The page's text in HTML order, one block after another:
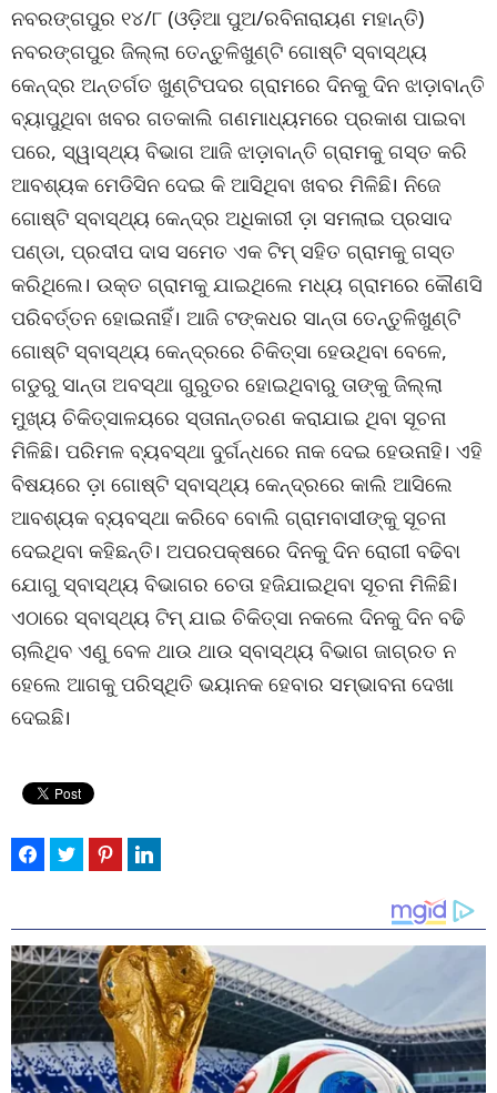
ନବରଙ୍ଗପୁର ୧୪/୮ (ଓଡ଼ିଆ ପୁଅ/ରବିନାରାୟଣ ମହାନ୍ତି)
ନବରଙ୍ଗପୁର ଜିଲ୍ଲା ତେନ୍ତୁଳିଖୁଣ୍ଟି ଗୋଷ୍ଟି ସ୍ବାସ୍ଥ୍ୟ
କେନ୍ଦ୍ର ଅନ୍ତର୍ଗତ ଖୁଣ୍ଟିପଦର ଗ୍ରାମରେ ଦିନକୁ ଦିନ ଝାଡ଼ାବାନ୍ତି
ବ୍ୟାପୁଥିବା ଖବର ଗତକାଲି ଗଣମାଧ୍ୟମରେ ପ୍ରକାଶ ପାଇବା
ପରେ, ସ୍ୱାସ୍ଥ୍ୟ ବିଭାଗ ଆଜି ଝାଡ଼ାବାନ୍ତି ଗ୍ରାମକୁ ଗସ୍ତ କରି
ଆବଶ୍ୟକ ମେଡିସିନ ଦେଇ କି ଆସିଥିବା ଖବର ମିଳିଛି। ନିଜେ
ଗୋଷ୍ଟି ସ୍ବାସ୍ଥ୍ୟ କେନ୍ଦ୍ର ଅଧିକାରୀ ଡ଼ା ସମଲାଇ ପ୍ରସାଦ
ପଣ୍ଡା, ପ୍ରଦୀପ ଦାସ ସମେତ ଏକ ଟିମ୍ ସହିତ ଗ୍ରାମକୁ ଗସ୍ତ
କରିଥିଲେ। ଉକ୍ତ ଗ୍ରାମକୁ ଯାଇଥିଲେ ମଧ୍ୟ ଗ୍ରାମରେ କୌଣସି
ପରିବର୍ତ୍ତନ ହୋଇନାହିଁ। ଆଜି ଟଙ୍କଧର ସାନ୍ତା ତେନ୍ତୁଳିଖୁଣ୍ଟି
ଗୋଷ୍ଟି ସ୍ବାସ୍ଥ୍ୟ କେନ୍ଦ୍ରରେ ଚିକିତ୍ସା ହେଉଥିବା ବେଳେ,
ଗଡୁରୁ ସାନ୍ତା ଅବସ୍ଥା ଗୁରୁତର ହୋଇଥିବାରୁ ତାଙ୍କୁ ଜିଲ୍ଲା
ମୁଖ୍ୟ ଚିକିତ୍ସାଳୟରେ ସ୍ତାନାନ୍ତରଣ କରାଯାଇ ଥିବା ସୂଚନା
ମିଳିଛି। ପରିମଳ ବ୍ୟବସ୍ଥା ଦୁର୍ଗନ୍ଧରେ ନାକ ଦେଇ ହେଉନାହି। ଏହି
ବିଷୟରେ ଡ଼ା ଗୋଷ୍ଟି ସ୍ବାସ୍ଥ୍ୟ କେନ୍ଦ୍ରରେ କାଲି ଆସିଲେ
ଆବଶ୍ୟକ ବ୍ୟବସ୍ଥା କରିବେ ବୋଲି ଗ୍ରାମବାସୀଙ୍କୁ ସୂଚନା
ଦେଇଥିବା କହିଛନ୍ତି। ଅପରପକ୍ଷରେ ଦିନକୁ ଦିନ ରୋଗୀ ବଢିବା
ଯୋଗୁ ସ୍ବାସ୍ଥ୍ୟ ବିଭାଗର ଚେତା ହଜିଯାଇଥିବା ସୂଚନା ମିଳିଛି।
ଏଠାରେ ସ୍ବାସ୍ଥ୍ୟ ଟିମ୍ ଯାଇ ଚିକିତ୍ସା ନକଲେ ଦିନକୁ ଦିନ ବଢି
ଚାଲିଥିବ ଏଣୁ ବେଳ ଥାଉ ଥାଉ ସ୍ବାସ୍ଥ୍ୟ ବିଭାଗ ଜାଗ୍ରତ ନ
ହେଲେ ଆଗକୁ ପରିସ୍ଥିତି ଭୟାନକ ହେବାର ସମ୍ଭାବନା ଦେଖା
ଦେଇଛି।